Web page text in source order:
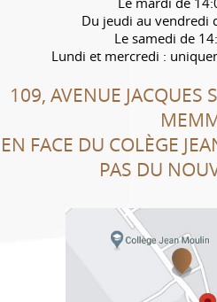
Du jeudi au vendredi
Le samedi de
Lundi et mercredi :
109, AVENUE
EN FACE DU COLÈGE
PAS DU